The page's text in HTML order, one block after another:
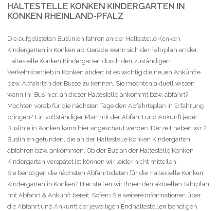
HALTESTELLE KONKEN KINDERGARTEN IN
KONKEN RHEINLAND-PFALZ
Die aufgelisteten Buslinien fahren an der Haltestelle Konken
Kindergarten in Konken ab. Gerade wenn sich der Fahrplan an der
Haltestelle Konken Kindergarten durch den zuständigen
Verkehrsbetrieb in Konken ändert ist es wichtig die neuen Ankünfte
bzw. Abfahrten der Busse zu kennen. Sie möchten aktuell wissen
wann Ihr Bus hier, an dieser Haltestelle ankommt bzw. abfährt?
Möchten vorab für die nächsten Tage den Abfahrtsplan in Erfahrung
bringen? Ein vollständiger Plan mit der Abfahrt und Ankunft jeder
Buslinie in Konken kann hier angeschaut werden. Derzeit haben wir 2
Buslinien gefunden, die an der Haltestelle Konken Kindergarten
abfahren bzw. ankommen. Ob der Bus an der Haltestelle Konken
Kindergarten verspätet ist können wir leider nicht mitteilen.
Sie benötigen die nächsten Abfahrtsdaten für die Haltestelle Konken
Kindergarten in Konken? Hier stellen wir Ihnen den aktuellen Fahrplan
mit Abfahrt & Ankunft bereit. Sofern Sie weitere Informationen über
die Abfahrt und Ankunft der jeweiligen Endhaltestellen benötigen